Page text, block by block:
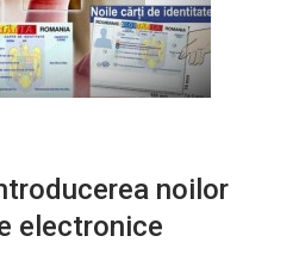
noilor
electronice